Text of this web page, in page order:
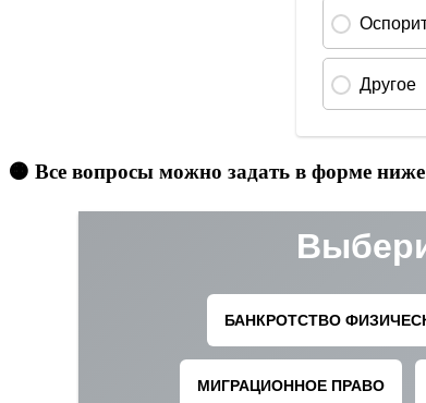
🟠 Все вопросы можно задать в форме ниже